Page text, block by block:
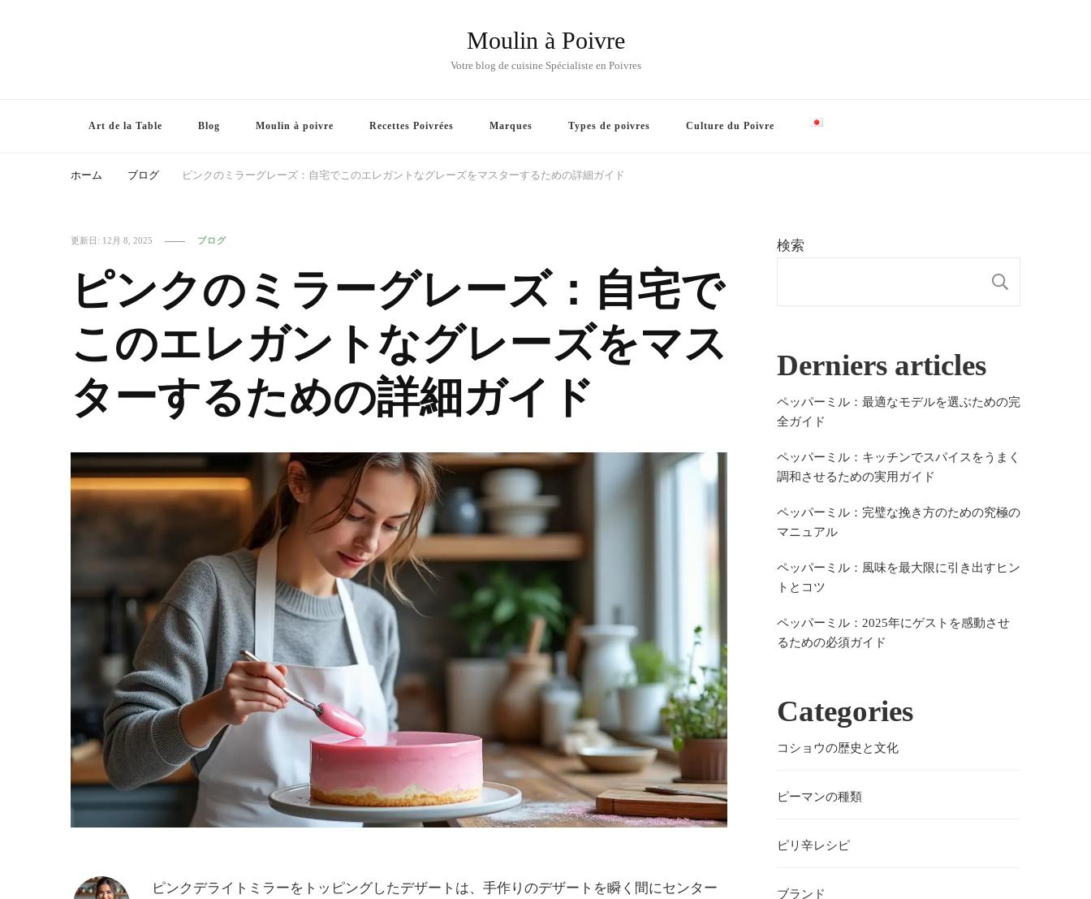
Moulin à Poivre
Votre blog de cuisine Spécialiste en Poivres
Art de la Table Blog Moulin à poivre Recettes Poivrées Marques Types de poivres Culture du Poivre
ホーム ブログ ピンクのミラーグレーズ：自宅でこのエレガントなグレーズをマスターするための詳細ガイド
更新日: 12月 8, 2025 ブログ
ピンクのミラーグレーズ：自宅で
このエレガントなグレーズをマス
ターするための詳細ガイド
ピンクデライトミラーをトッピングしたデザートは、手作りのデザートを瞬く間にセンター
検索
Derniers articles
ペッパーミル：最適なモデルを選ぶための完
全ガイド
ペッパーミル：キッチンでスパイスをうまく
調和させるための実用ガイド
ペッパーミル：完璧な挽き方のための究極の
マニュアル
ペッパーミル：風味を最大限に引き出すヒン
トとコツ
ペッパーミル：2025年にゲストを感動させ
るための必須ガイド
Categories
コショウの歴史と文化
ピーマンの種類
ピリ辛レシピ
ブランド